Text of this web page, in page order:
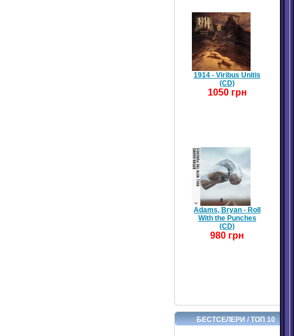
1914 - Viribus Unitis
(CD)
1050 грн
Adams, Bryan - Roll
With the Punches
(CD)
980 грн
БЕСТСЕЛЕРИ / ТОП 10